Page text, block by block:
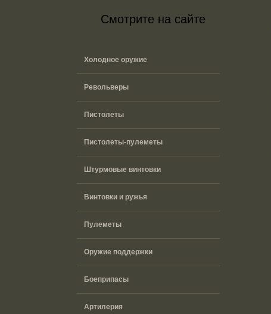
Смотрите на сайте
Холодное оружие
Револьверы
Пистолеты
Пистолеты-пулеметы
Штурмовые винтовки
Винтовки и ружья
Пулеметы
Оружие поддержки
Боеприпасы
Артилерия